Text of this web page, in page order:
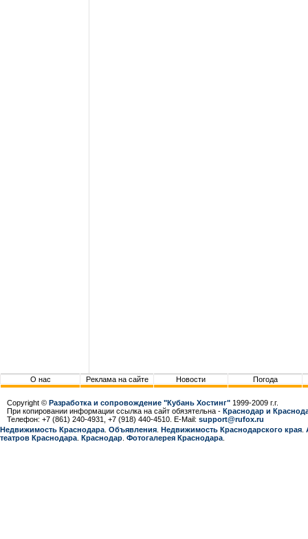
О нас Реклама на сайте Новости Погода
Copyright © Разработка и сопровождение "Кубань Хостинг" 1999-2009 г.г.
При копировании информации ссылка на сайт обязятельна - Краснодар и
Телефон: +7 (861) 240-4931, +7 (918) 440-4510. E-Mail: support@rufox.ru
Недвижимость Краснодара Объявления Недвижимость Краснодарcкого края
театров Краснодара Краснодар Фотогалерея Краснодара